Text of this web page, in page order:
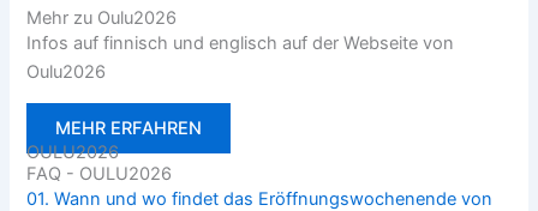
Mehr zu Oulu2026
Infos auf finnisch und englisch auf der Webseite von
Oulu2026
MEHR ERFAHREN
OULU2026
FAQ - OULU2026
01. Wann und wo findet das Eröffnungswochenende von